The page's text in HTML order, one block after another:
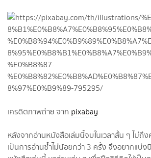
เครดิตภาพถ่าย จาก pixabay
หลังจากอ่านหนังสือเล่มนี้จบในเวลาสั้น ๆ ไม่ถึง
เป็นการอ่านซ้ำไม่น้อยกว่า 3 ครั้ง จึงอยากแบ่ง